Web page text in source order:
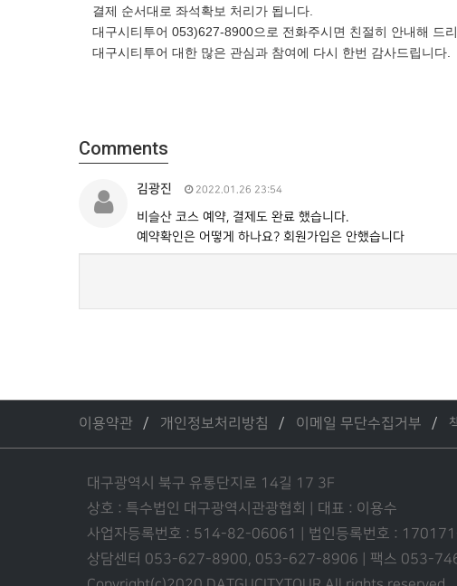
결제 순서대로 좌석확보 처리가 됩니다.
대구시티투어 053)627-8900으로 전화주시면 친절히 안내해 드
대구시티투어 대한 많은 관심과 참여에 다시 한번 감사드립니다.
Comments
김광진 2022.01.26 23:54
비슬산 코스 예약, 결제도 완료 했습니다.
예약확인은 어떻게 하나요? 회원가입은 안했습니다
이용약관 개인정보처리방침 이메일 무단수집거부
대구광역시 북구 유통단지로 14길 17 3F
상호 : 특수법인 대구광역시관광협회 | 대표 : 이용수
사업자등록번호 : 514-82-06061 | 법인등록번호 :
상담센터 053-627-8900, 053-627-8906 | 팩스 053-